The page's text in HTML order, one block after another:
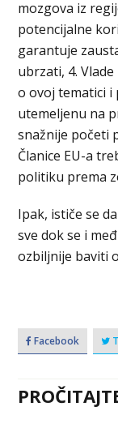
mozgova iz
potencijalne
garantuje
ubrzati, 4.
o ovoj tematici
utemeljenu na
snažnije početi
Članice EU-a
politiku prema
Ipak, ističe se
sve dok se i
ozbiljnije baviti
Facebook